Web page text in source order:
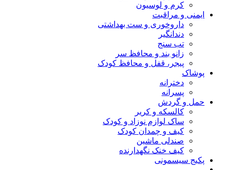
کرم و لوسیون
ایمنی و مراقبت
داروخوری و ست بهداشتی
دندانگیر
تب‌ سنج
زانو بند و محافظ سر
پیجر، قفل و محافظ کودک
پوشاک
دخترانه
پسرانه
حمل و گردش
کالسکه و کریر
ساک لوازم نوزاد و کودک
کیف و چمدان کودک
صندلی ماشین
کیف خنک نگهدارنده
پکیج سیسمونی